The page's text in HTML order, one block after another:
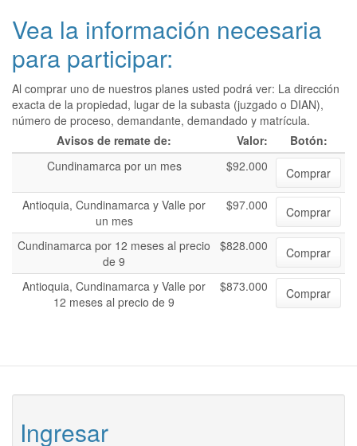
Vea la información necesaria
para participar:
Al comprar uno de nuestros planes usted podrá ver: La dirección
exacta de la propiedad, lugar de la subasta (juzgado o DIAN),
número de proceso, demandante, demandado y matrícula.
Avisos de remate de:
Valor:
Botón:
Cundinamarca por un mes
$92.000
Comprar
Antioquia, Cundinamarca y Valle por
un mes
$97.000 Comprar
Cundinamarca por 12 meses al precio
de 9
$828.000 Comprar
Antioquia, Cundinamarca y Valle por
12 meses al precio de 9
$873.000 Comprar
Ingresar